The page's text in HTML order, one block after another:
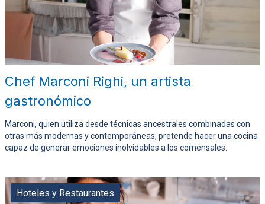
Chef Marconi Righi, un artista
gastronómico
Marconi, quien utiliza desde técnicas ancestrales combinadas con
otras más modernas y contemporáneas, pretende hacer una cocina
capaz de generar emociones inolvidables a los comensales.
Hoteles y Restaurantes